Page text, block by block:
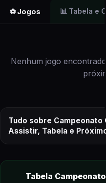
⚽ Jogos 📊 Tabela e
Nenhum jogo
Tudo sobre Campeonato
Assistir, Tabela e
Campeonato Colombiano
Tabela